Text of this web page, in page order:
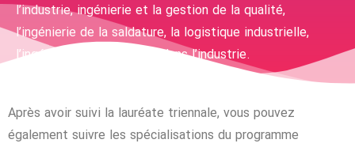
l’industrie, ingénierie et la gestion de la qualité,
l’ingénierie de la saldature, la logistique industrielle,
l’ingénierie de la sécurité dans l’industrie.
Après avoir suivi la lauréate triennale, vous pouvez
également suivre les spécialisations du programme